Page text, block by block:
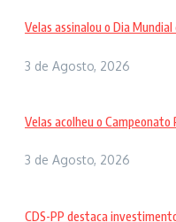
Velas assinalou o Dia
3 de Agosto, 2026
Velas acolheu o Campeonato
3 de Agosto, 2026
CDS-PP destaca